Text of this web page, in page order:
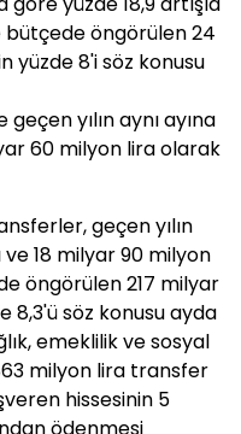
bütçede öngörülen 24
yüzde 8'i söz konusu
yılın aynı ayına
60 milyon lira olarak
geçen yılın
ve 18 milyar 90 milyon
öngörülen 217 milyar
8,3'ü söz konusu ayda
emeklilik ve sosyal
milyon lira transfer
hissesinin 5